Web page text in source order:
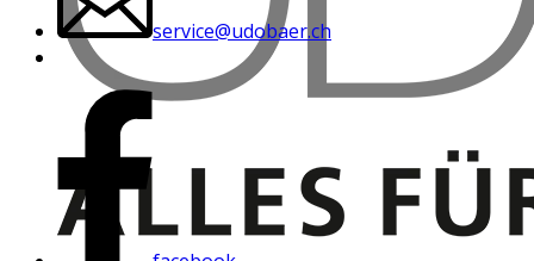
service@udobaer.ch